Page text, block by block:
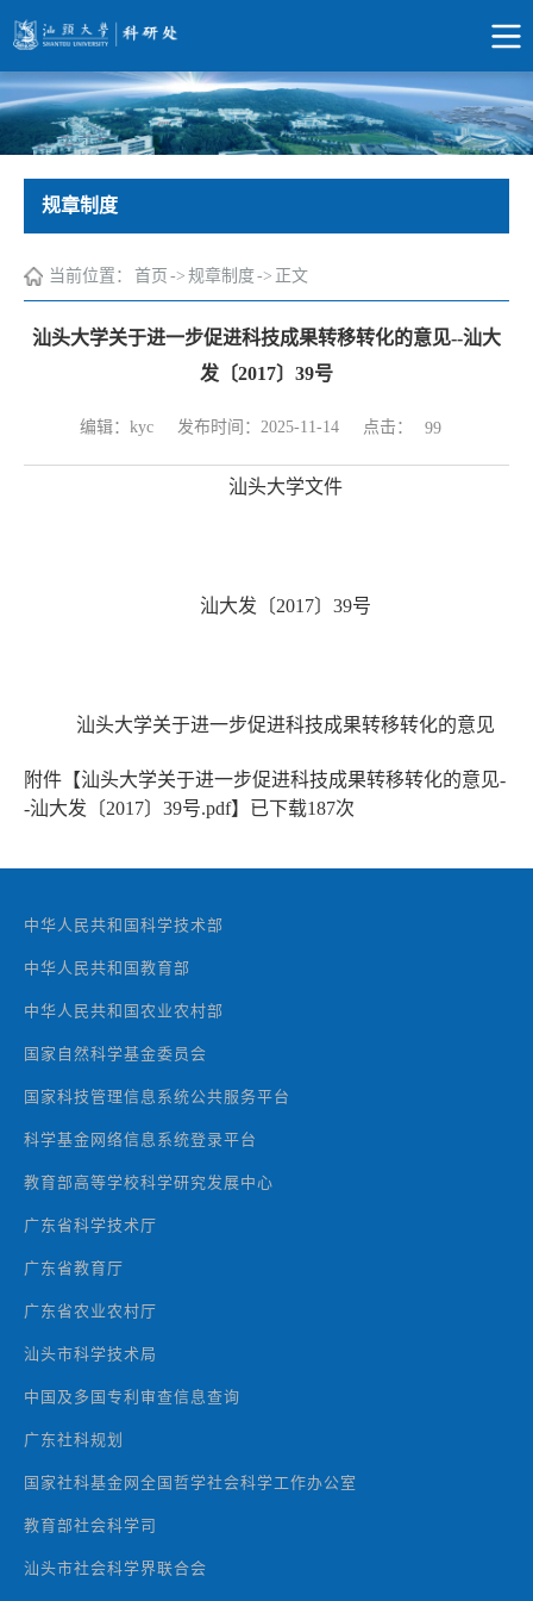
规章制度
当前位置： 首页 -> 规章制度-> 正文
汕头大学关于进一步促进科技成果转移转化的意见--汕大
发〔2017〕39号
编辑：kyc 发布时间：2025-11-14 点击： 99
汕头大学文件
汕大发〔2017〕39号
汕头大学关于进一步促进科技成果转移转化的意见
附件【汕头大学关于进一步促进科技成果转移转化的意见-
-汕大发〔2017〕39号.pdf】已下载187次
中华人民共和国科学技术部
中华人民共和国教育部
中华人民共和国农业农村部
国家自然科学基金委员会
国家科技管理信息系统公共服务平台
科学基金网络信息系统登录平台
教育部高等学校科学研究发展中心
广东省科学技术厅
广东省教育厅
广东省农业农村厅
汕头市科学技术局
中国及多国专利审查信息查询
广东社科规划
国家社科基金网全国哲学社会科学工作办公室
教育部社会科学司
汕头市社会科学界联合会